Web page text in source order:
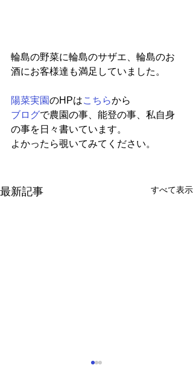
輪島の野菜に輪島のサザエ、輪島のお
酒にお客様達も満足していました。
陽菜実園のHPはこちらから
ブログで農園の事、能登の事、私自身
の事を日々書いています。
よかったら覗いてみてください。
最新記事 すべて表示